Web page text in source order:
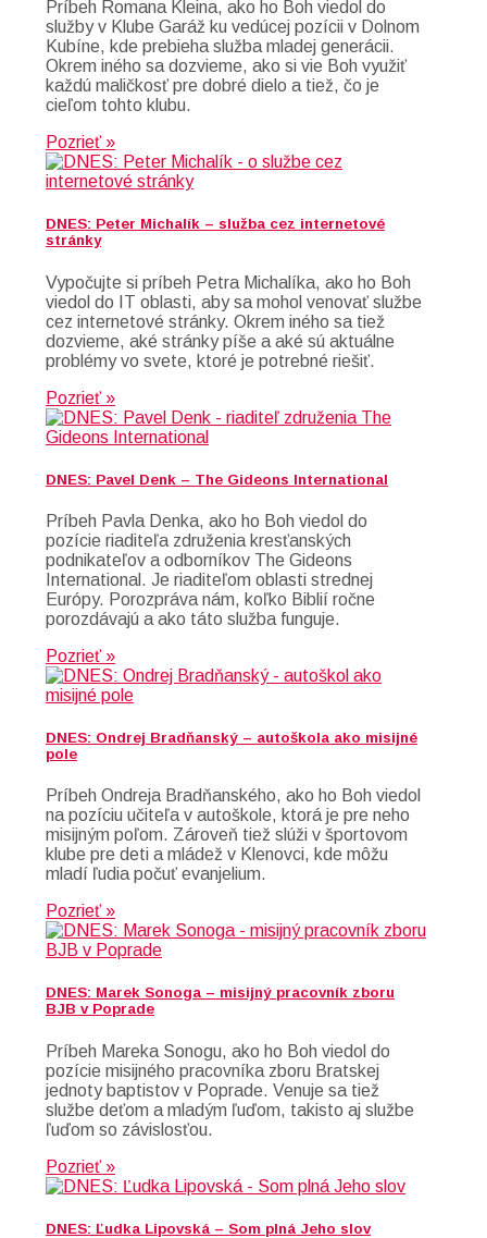
Príbeh Romana Kleina, ako ho Boh viedol do
služby v Klube Garáž ku vedúcej pozícii v Dolnom
Kubíne, kde prebieha služba mladej generácii.
Okrem iného sa dozvieme, ako si vie Boh využiť
každú maličkosť pre dobré dielo a tiež, čo je
cieľom tohto klubu.
Pozrieť »
DNES: Peter Michalík – služba cez internetové
stránky
Vypočujte si príbeh Petra Michalíka, ako ho Boh
viedol do IT oblasti, aby sa mohol venovať službe
cez internetové stránky. Okrem iného sa tiež
dozvieme, aké stránky píše a aké sú aktuálne
problémy vo svete, ktoré je potrebné riešiť.
Pozrieť »
DNES: Pavel Denk – The Gideons International
Príbeh Pavla Denka, ako ho Boh viedol do
pozície riaditeľa združenia kresťanských
podnikateľov a odborníkov The Gideons
International. Je riaditeľom oblasti strednej
Európy. Porozpráva nám, koľko Biblií ročne
porozdávajú a ako táto služba funguje.
Pozrieť »
DNES: Ondrej Bradňanský – autoškola ako misijné
pole
Príbeh Ondreja Bradňanského, ako ho Boh viedol
na pozíciu učiteľa v autoškole, ktorá je pre neho
misijným poľom. Zároveň tiež slúži v športovom
klube pre deti a mládež v Klenovci, kde môžu
mladí ľudia počuť evanjelium.
Pozrieť »
DNES: Marek Sonoga – misijný pracovník zboru
BJB v Poprade
Príbeh Mareka Sonogu, ako ho Boh viedol do
pozície misijného pracovníka zboru Bratskej
jednoty baptistov v Poprade. Venuje sa tiež
službe deťom a mladým ľuďom, takisto aj službe
ľuďom so závislosťou.
Pozrieť »
DNES: Ľudka Lipovská – Som plná Jeho slov